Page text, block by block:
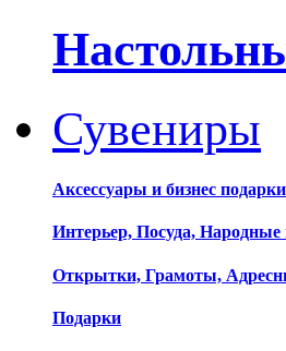
Сувениры
Аксессуары и бизнес подарки
Интерьер, Посуда,
Открытки, Грамоты,
Подарки